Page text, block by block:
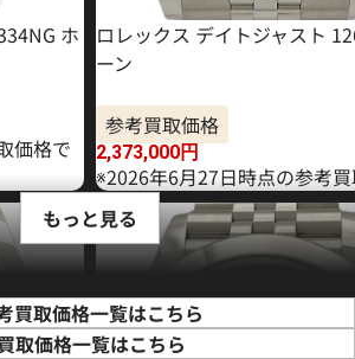
ホ
価格で
ロレックス デイトジャスト
ーン
参考買取価格
2,373,000円
※2026年6月27日時点の参考
もっと見る
買取価格一覧はこちら
取価格一覧はこちら